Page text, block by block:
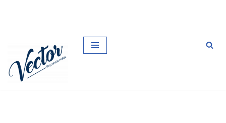
contenido